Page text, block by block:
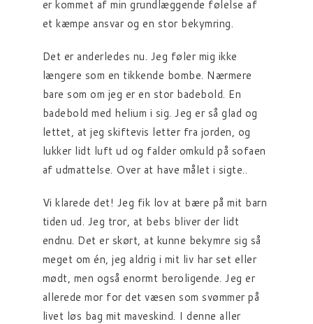
er kommet af min grundlæggende følelse af
et kæmpe ansvar og en stor bekymring.
Det er anderledes nu. Jeg føler mig ikke
længere som en tikkende bombe. Nærmere
bare som om jeg er en stor badebold. En
badebold med helium i sig. Jeg er så glad og
lettet, at jeg skiftevis letter fra jorden, og
lukker lidt luft ud og falder omkuld på sofaen
af udmattelse. Over at have målet i sigte..
Vi klarede det! Jeg fik lov at bære på mit barn
tiden ud. Jeg tror, at bebs bliver der lidt
endnu. Det er skørt, at kunne bekymre sig så
meget om én, jeg aldrig i mit liv har set eller
mødt, men også enormt beroligende. Jeg er
allerede mor for det væsen som svømmer på
livet løs bag mit maveskind. I denne aller